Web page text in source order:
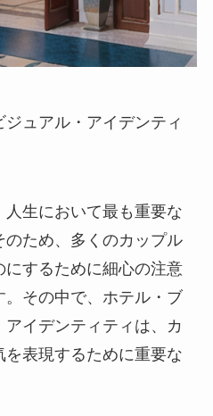
ュアル・アイデンティ
生において最も重要な
のため、多くのカップル
するために細心の注意
。その中で、ホテル・ブ
イデンティティは、カ
を表現するために重要な